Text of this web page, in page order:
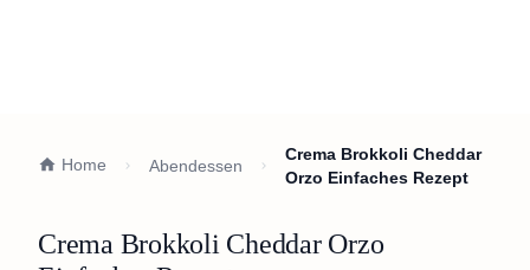
Home Abendessen
Crema Brokkoli Cheddar
Orzo Einfaches Rezept
Crema Brokkoli Cheddar Orzo